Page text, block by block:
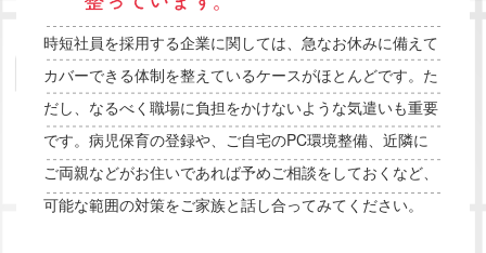
時短社員を採用する企業に関しては、急なお休みに備えて
カバーできる体制を整えているケースがほとんどです。た
だし、なるべく職場に負担をかけないような気遣いも重要
です。病児保育の登録や、ご自宅のPC環境整備、近隣に
ご両親などがお住いであれば予めご相談をしておくなど、
可能な範囲の対策をご家族と話し合ってみてください。